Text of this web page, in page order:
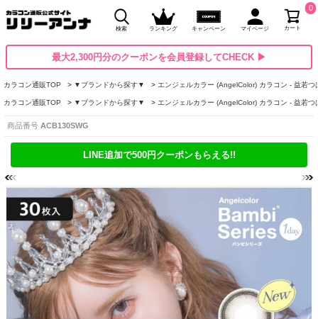
検索 ランキング キャンペーン マイページ カート
0
最大2,300円分のクーポンを会員登録してCHECK ▶
カラコン通販TOP ▼ブランドから探す▼ エンジェルカラー (AngelColor) カラコン - 益若つ
カラコン通販TOP ▼ブランドから探す▼ エンジェルカラー (AngelColor) カラコン - 益若つ
商品番号 ACB130SWG
LINE追加で500円クーポンもらえる!!